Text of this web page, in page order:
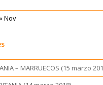
« Nov
– MARRUECOS (15 marzo